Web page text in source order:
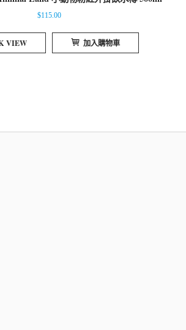
$115.00
VIEW 加入購物車